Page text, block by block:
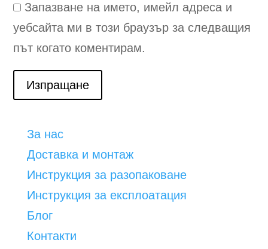
Запазване на името, имейл адреса и
уебсайта ми в този браузър за следващия
път когато коментирам.
Изпращане
За нас
Доставка и монтаж
Инструкция за разопаковане
Инструкция за експлоатация
Блог
Контакти